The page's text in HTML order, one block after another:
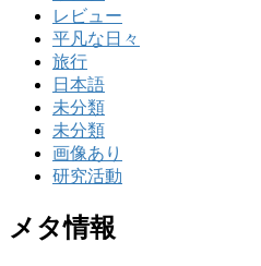
レビュー
平凡な日々
旅行
日本語
未分類
未分類
画像あり
研究活動
メタ情報